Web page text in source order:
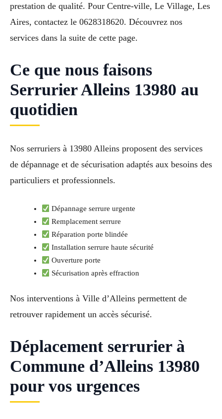
prestation de qualité. Pour Centre-ville, Le Village, Les
Aires, contactez le 0628318620. Découvrez nos
services dans la suite de cette page.
Ce que nous faisons
Serrurier Alleins 13980 au
quotidien
Nos serruriers à 13980 Alleins proposent des services
de dépannage et de sécurisation adaptés aux besoins des
particuliers et professionnels.
Dépannage serrure urgente
Remplacement serrure
Réparation porte blindée
Installation serrure haute sécurité
Ouverture porte
Sécurisation après effraction
Nos interventions à Ville d’Alleins permettent de
retrouver rapidement un accès sécurisé.
Déplacement serrurier à
Commune d’Alleins 13980
pour vos urgences